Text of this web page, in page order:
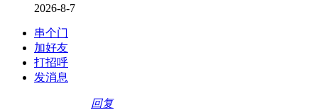
2026-8-7
串个门
加好友
打招呼
发消息
回复